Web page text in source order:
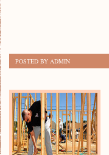
POSTED BY ADMIN